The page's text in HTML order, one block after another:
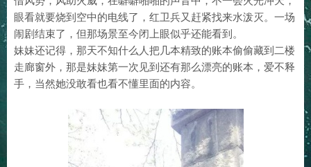
眼看就要烧到空中的电线了，红卫兵又赶紧找来水泼灭。一场
闹剧结束了，但那场景至今闭上眼似乎还能看到。
妹妹还记得，那天不知什么人把几本精致的账本偷偷藏到二楼
走廊窗外，那是妹妹第一次见到还有那么漂亮的账本，爱不释
手，当然她没敢看也看不懂里面的内容。